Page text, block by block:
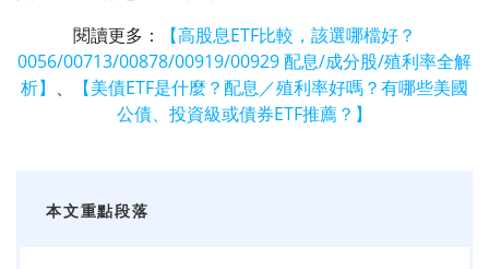
閱讀更多：
【高股息ETF比較，該選哪檔好？
0056/00713/00878/00919/00929 配息/成分股/殖利率全解
析】 、
【美債ETF是什麼？配息／殖利率好嗎？有哪些美國
公債、投資級或債券ETF推薦？】
本文重點段落